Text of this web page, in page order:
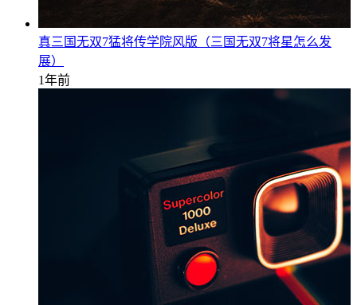
真三国无双7猛将传学院风版（三国无双7将星怎么发
展）
1年前